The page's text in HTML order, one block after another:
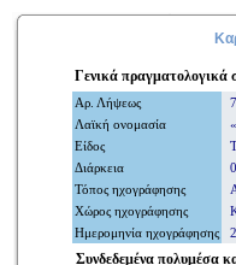
Γενικά πραγματολογικά
Αρ. Λήψεως
7
Λαϊκή ονομασία
Είδος
Διάρκεια
Τόπος ηχογράφησης
Χώρος ηχογράφησης
Ημερομηνία ηχογράφησης
Συνδεδεμένα πολυμέσα